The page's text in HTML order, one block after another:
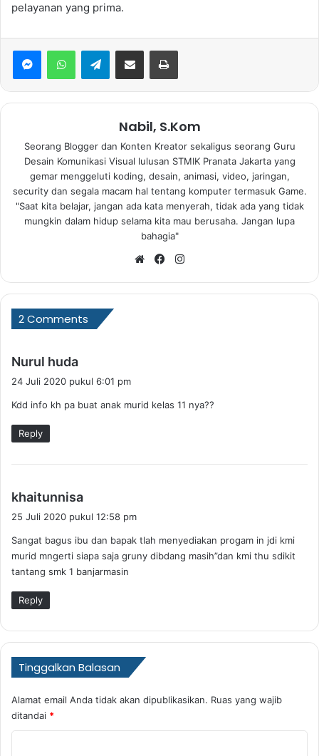
pelayanan yang prima.
WhatsAppTelegramBagikan via Email Print
Nabil, S.Kom
Seorang Blogger dan Konten Kreator sekaligus seorang Guru
Desain Komunikasi Visual lulusan STMIK Pranata Jakarta yang
gemar menggeluti koding, desain, animasi, video, jaringan,
security dan segala macam hal tentang komputer termasuk Game.
"Saat kita belajar, jangan ada kata menyerah, tidak ada yang tidak
mungkin dalam hidup selama kita mau berusaha. Jangan lupa
bahagia"
WebsiteFacebook
2 Comments
Nurul huda
k
24 Juli 2020 pukul 6:01 pm
Kdd info kh pa buat anak murid kelas 11 nya??
Reply
khaitunnisa
k
a
t
25 Juli 2020 pukul 12:58 pm
Sangat bagus ibu dan bapak tlah menyediakan progam in jdi kmi
murid mngerti siapa saja gruny dibdang masih”dan kmi thu sdikit
tantang smk 1 banjarmasin
Reply
Tinggalkan Balasan
Alamat email Anda tidak akan dipublikasikan. Ruas yang wajib
ditandai *